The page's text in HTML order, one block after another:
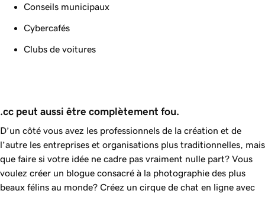
Conseils municipaux
Cybercafés
Clubs de voitures
.cc peut aussi être complètement fou.
D’un côté vous avez les professionnels de la création et de
l’autre les entreprises et organisations plus traditionnelles, mais
que faire si votre idée ne cadre pas vraiment nulle part? Vous
voulez créer un blogue consacré à la photographie des plus
beaux félins au monde? Créez un cirque de chat en ligne avec